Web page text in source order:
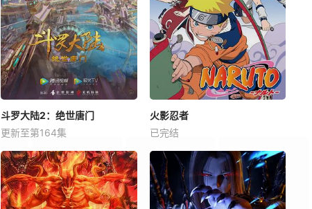
斗罗大陆2：绝世唐门
更新至第164集
火影忍者
已完结